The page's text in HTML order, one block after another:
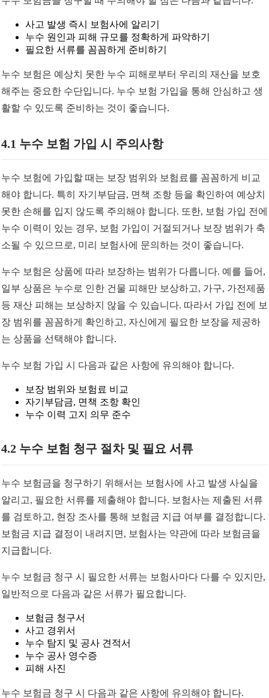
사고 발생 즉시 보험사에 알리기
누수 원인과 피해 규모를 정확하게 파악하기
필요한 서류를 꼼꼼하게 준비하기
누수 보험은 예상치 못한 누수 피해로부터 우리의 재산을 보호
해주는 중요한 수단입니다. 누수 보험 가입을 통해 안심하고 생
활할 수 있도록 준비하는 것이 좋습니다.
4.1 누수 보험 가입 시 주의사항
누수 보험에 가입할 때는 보장 범위와 보험료를 꼼꼼하게 비교
해야 합니다. 특히 자기부담금, 면책 조항 등을 확인하여 예상치
못한 손해를 입지 않도록 주의해야 합니다. 또한, 보험 가입 전에
누수 이력이 있는 경우, 보험 가입이 거절되거나 보장 범위가 축
소될 수 있으므로, 미리 보험사에 문의하는 것이 좋습니다.
누수 보험은 상품에 따라 보장하는 범위가 다릅니다. 예를 들어,
일부 상품은 누수로 인한 건물 피해만 보상하고, 가구, 가전제품
등 재산 피해는 보상하지 않을 수 있습니다. 따라서 가입 전에 보
장 범위를 꼼꼼하게 확인하고, 자신에게 필요한 보장을 제공하
는 상품을 선택해야 합니다.
누수 보험 가입 시 다음과 같은 사항에 유의해야 합니다.
보장 범위와 보험료 비교
자기부담금, 면책 조항 확인
누수 이력 고지 의무 준수
4.2 누수 보험 청구 절차 및 필요 서류
누수 보험금을 청구하기 위해서는 보험사에 사고 발생 사실을
알리고, 필요한 서류를 제출해야 합니다. 보험사는 제출된 서류
를 검토하고, 현장 조사를 통해 보험금 지급 여부를 결정합니다.
보험금 지급 결정이 내려지면, 보험사는 약관에 따라 보험금을
지급합니다.
누수 보험금 청구 시 필요한 서류는 보험사마다 다를 수 있지만,
일반적으로 다음과 같은 서류가 필요합니다.
보험금 청구서
사고 경위서
누수 탐지 및 공사 견적서
누수 공사 영수증
피해 사진
누수 보험금 청구 시 다음과 같은 사항에 유의해야 합니다.